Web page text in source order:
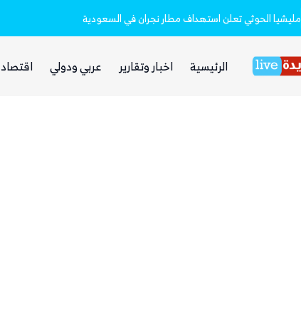
مليشيا الحوثي تعلن استهداف مطار نجران في السعودية
ذا ناشيونال: توسع حضور الحوثيين في العراق مرتبط بالهجوم على السعودية
الرئيسية اخبار وتقارير عربي ودولي اقتصاد